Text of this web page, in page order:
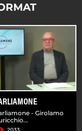
- Girolamo
2033